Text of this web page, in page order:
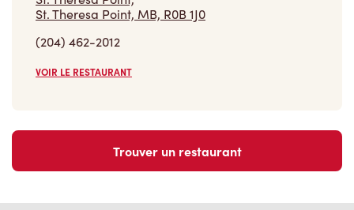
St. Theresa Point, MB, R0B 1J0
(204) 462-2012
VOIR LE RESTAURANT
Trouver un restaurant